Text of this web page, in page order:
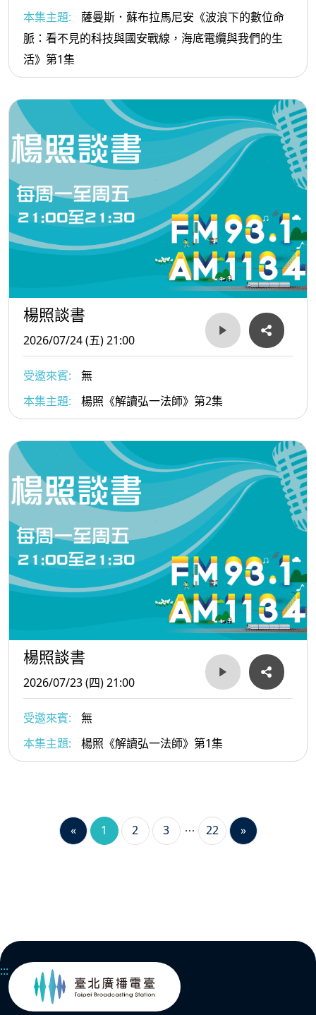
本集主題:
薩曼斯．蘇布拉馬尼安《波浪下的數位命
脈：看不見的科技與國安戰線，海底電纜與我們的生
活》第1集
楊照談書
2026/07/24 (五) 21:00
受邀來賓:
無
本集主題:
楊照《解讀弘一法師》第2集
楊照談書
2026/07/23 (四) 21:00
受邀來賓:
無
本集主題:
楊照《解讀弘一法師》第1集
« 1 2 3 22 »
:::